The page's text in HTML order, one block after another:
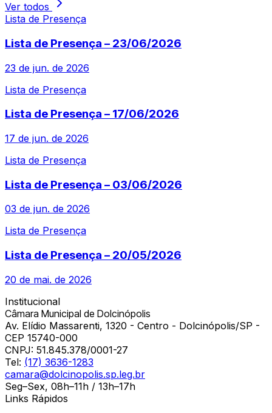
Ver todos
Lista de Presença
Lista de Presença – 23/06/2026
23 de jun. de 2026
Lista de Presença
Lista de Presença – 17/06/2026
17 de jun. de 2026
Lista de Presença
Lista de Presença – 03/06/2026
03 de jun. de 2026
Lista de Presença
Lista de Presença – 20/05/2026
20 de mai. de 2026
Institucional
Câmara Municipal de Dolcinópolis
Av. Elídio Massarenti, 1320 - Centro - Dolcinópolis/SP -
CEP 15740-000
CNPJ: 51.845.378/0001-27
Tel: (17) 3636-1283
camara@dolcinopolis.sp.leg.br
Seg–Sex, 08h–11h / 13h–17h
Links Rápidos